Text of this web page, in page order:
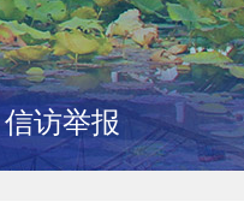
信访举报